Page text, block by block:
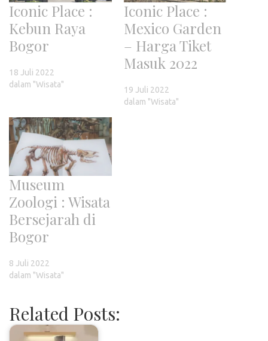
Iconic Place :
Kebun Raya
Bogor
18 Juli 2022
dalam "Wisata"
Iconic Place :
Mexico Garden
– Harga Tiket
Masuk 2022
19 Juli 2022
dalam "Wisata"
Museum
Zoologi : Wisata
Bersejarah di
Bogor
8 Juli 2022
dalam "Wisata"
Related Posts: